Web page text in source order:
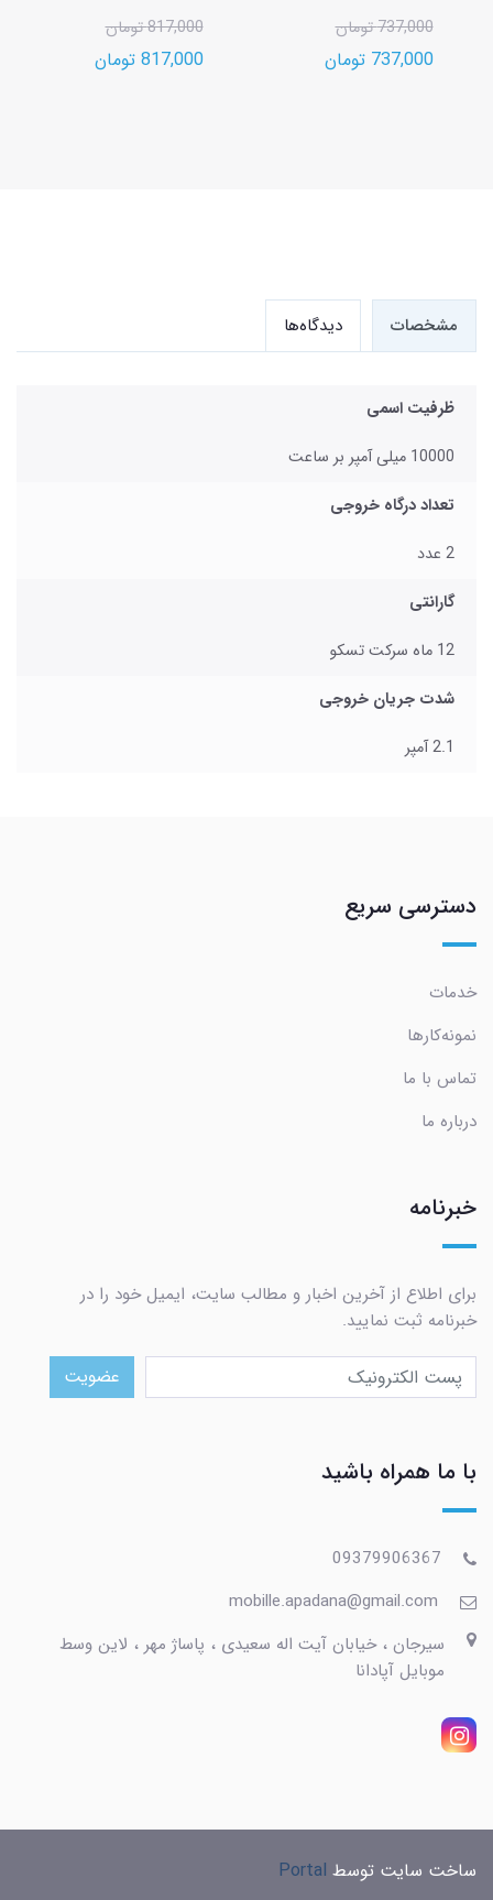
737,000 تومان
737,000 تومان
817,000 تومان
817,000 تومان
مشخصات دیدگاه‌ها
ظرفیت اسمی
10000 میلی آمپر بر ساعت
تعداد درگاه خروجی
2 عدد
گارانتی
12 ماه سرکت تسکو
شدت جریان خروجی
2.1 آمپر
دسترسی سریع
خدمات
نمونه‌کارها
تماس با ما
درباره ما
خبرنامه
برای اطلاع از آخرین اخبار و مطالب سایت، ایمیل خود را در
خبرنامه ثبت نمایید.
عضویت
با ما همراه باشید
09379906367
mobille.apadana@gmail.com
سیرجان ، خیابان آیت اله سعیدی ، پاساژ مهر ، لاین وسط
موبایل آپادانا
ساخت سایت توسط Portal